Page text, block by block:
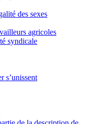
des sexes
agricoles
syndicale
s’unissent